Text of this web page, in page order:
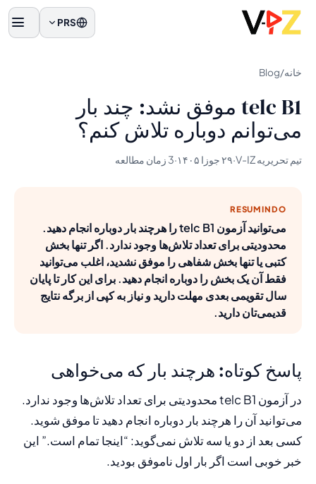
PRS منو
خانه/
Blog
telc B1 موفق نشد: چند بار
می‌توانم دوباره تلاش کنم؟
تیم تحریریه V-IZ ·۲۹ جوزا ۱۴۰۵ ·3 زمان مطالعه
RESUMINDO
می‌توانید آزمون telc B1 را هرچند بار دوباره انجام دهید.
محدودیتی برای تعداد تلاش‌ها وجود ندارد. اگر تنها بخش
کتبی یا تنها بخش شفاهی را موفق نشدید، اغلب می‌توانید
فقط آن یک بخش را دوباره انجام دهید. برای این کار تا پایان
سال تقویمی بعدی مهلت دارید و نیاز به کپی از برگه نتایج
قدیمی‌تان دارید.
پاسخ کوتاه: هرچند بار که می‌خواهی
در آزمون telc B1 محدودیتی برای تعداد تلاش‌ها وجود ندارد.
می‌توانید آن را هرچند بار دوباره انجام دهید تا موفق شوید.
کسی بعد از دو یا سه تلاش نمی‌گوید: “اینجا تمام است.” این
خبر خوبی است اگر بار اول ناموفق بودید.